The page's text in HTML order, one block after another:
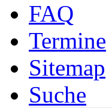
FAQ
Termine
Sitemap
Suche